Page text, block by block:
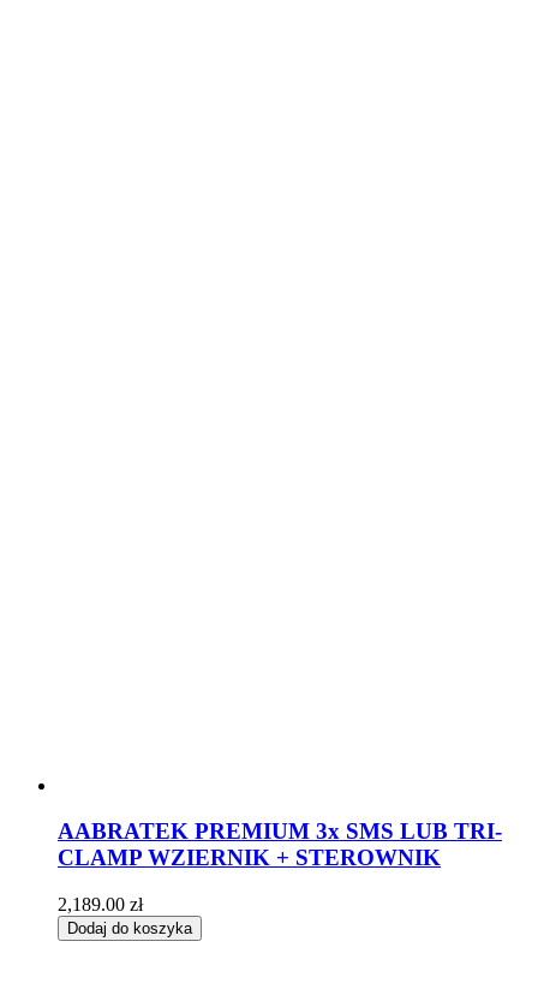
AABRATEK PREMIUM 3x SMS LUB TRI-
CLAMP WZIERNIK + STEROWNIK
2,189.00 zł
Dodaj do koszyka